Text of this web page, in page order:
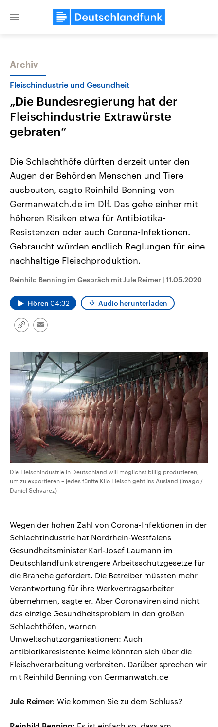
Close
Themen
2026
Alle Informationen
Sachsen-Anhalt wählt am 6.
September 2026 einen neuen
Landtag. Seit 2021 wird das
Bundesland von einer Koalition aus
Umfragen, Prognosen,
und Hintergründe zu den Parteien
und Kandidaten der anstehenden
Wahl.
Aktuelle Beiträge,
Hintergründe
Wirtschaftlich und
gehören die Vereinigten
den mächtigsten Ländern
mit großem Einfluss auf
Sendungen Programm Podcasts
Archiv
Fleischindustrie und Gesundheit
„Die Bundesregierung hat der
Fleischindustrie Extrawürste
gebraten“
Die Schlachthöfe dürften derzeit unter den
Augen der Behörden Menschen und Tiere
ausbeuten, sagte Reinhild Benning von
Germanwatch.de im Dlf. Das gehe einher mit
höheren Risiken etwa für Antibiotika-
Resistenzen oder auch Corona-Infektionen.
Gebraucht würden endlich Reglungen für eine
nachhaltige Fleischproduktion.
Reinhild Benning im Gespräch mit Jule Reimer | 11.05.2020
Hören 04:32 Audio herunterladen
Link
Email
Die Fleischindustrie in Deutschland will möglichst billig produzieren,
um zu exportieren – jedes fünfte Kilo Fleisch geht ins Ausland (imago /
Daniel Schvarcz)
Wegen der hohen Zahl von Corona-Infektionen in der
Schlachtindustrie hat Nordrhein-Westfalens
Gesundheitsminister Karl-Josef Laumann im
Deutschlandfunk strengere Arbeitsschutzgesetze für
die Branche gefordert. Die Betreiber müssten mehr
Verantwortung für ihre Werkvertragsarbeiter
übernehmen, sagte er. Aber Coronaviren sind nicht
das einzige Gesundheitsproblem in den großen
Schlachthöfen, warnen
Umweltschutzorganisationen: Auch
antibiotikaresistente Keime könnten sich über die
Fleischverarbeitung verbreiten. Darüber sprechen wir
mit Reinhild Benning von Germanwatch.de
Jule Reimer: Wie kommen Sie zu dem Schluss?